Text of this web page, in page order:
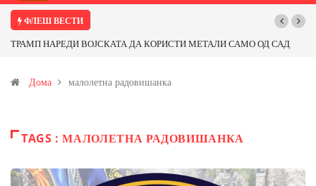
ФЛЕШ ВЕСТИ
ТРАМП НАРЕДИ ВОЈСКАТА ДА КОРИСТИ МЕТАЛИ САМО ОД САД
Иловица и со антимонот?
Дома малолетна радовишанка
TAGS : МАЛОЛЕТНА РАДОВИШАНКА